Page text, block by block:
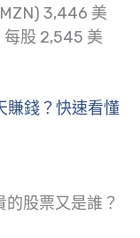
3,446 美
每股 2,545 美
賺錢？快速看懂
股票又是誰？